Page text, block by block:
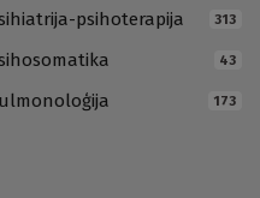
psihoterapija 313
43
173